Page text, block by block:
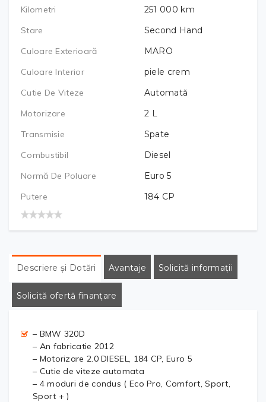
Kilometri
251 000 km
Stare
Second Hand
Culoare Exterioară
MARO
Culoare Interior
piele crem
Cutie De Viteze
Automată
Motorizare
2 L
Transmisie
Spate
Combustibil
Diesel
Normă De Poluare
Euro 5
Putere
184 CP
Descriere și Dotări Avantaje Solicită informații
Solicită ofertă finanțare
– BMW 320D
– An fabricatie 2012
– Motorizare 2.0 DIESEL, 184 CP, Euro 5
– Cutie de viteze automata
– 4 moduri de condus ( Eco Pro, Comfort, Sport,
Sport + )